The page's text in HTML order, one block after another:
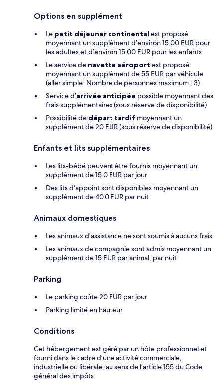
Options en supplément
Le petit déjeuner continental est proposé
moyennant un supplément d’environ 15.00 EUR pour
les adultes et d’environ 15.00 EUR pour les enfants
Le service de navette aéroport est proposé
moyennant un supplément de 55 EUR par véhicule
(aller simple. Nombre de personnes maximum : 3)
Service d’arrivée anticipée possible moyennant des
frais supplémentaires (sous réserve de disponibilité)
Possibilité de départ tardif moyennant un
supplément de 20 EUR (sous réserve de disponibilité)
Enfants et lits supplémentaires
Les lits-bébé peuvent être fournis moyennant un
supplément de 15.0 EUR par jour
Des lits d'appoint sont disponibles moyennant un
supplément de 40.0 EUR par nuit
Animaux domestiques
Les animaux d'assistance ne sont soumis à aucuns frais
Les animaux de compagnie sont admis moyennant un
supplément de 15 EUR par animal, par nuit
Parking
Le parking coûte 20 EUR par jour
Parking limité en hauteur
Conditions
Cet hébergement est géré par un hôte professionnel et
fourni dans le cadre d’une activité commerciale,
industrielle ou libérale, au sens de l’article 155 du Code
général des impôts